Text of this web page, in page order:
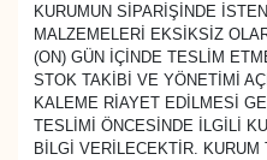
KURUMUN SİPARİŞİNDE
MALZEMELERİ EKSİKSİZ
(ON) GÜN İÇİNDE TESLİM
STOK TAKİBİ VE YÖNETİMİ
KALEME RİAYET EDİLMESİ
TESLİMİ ÖNCESİNDE İLGİLİ
BİLGİ VERİLECEKTİR. KURUM